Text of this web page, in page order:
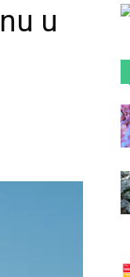
u